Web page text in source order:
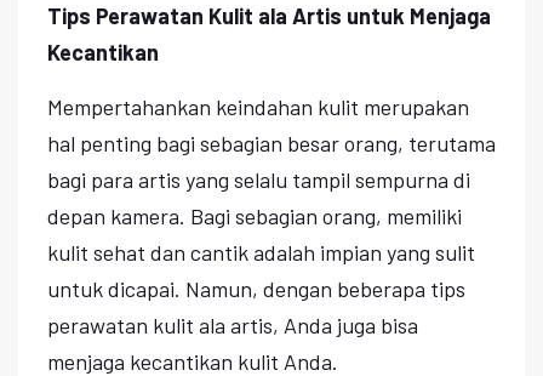
Tips Perawatan Kulit ala Artis untuk Menjaga
Kecantikan
Mempertahankan keindahan kulit merupakan
hal penting bagi sebagian besar orang, terutama
bagi para artis yang selalu tampil sempurna di
depan kamera. Bagi sebagian orang, memiliki
kulit sehat dan cantik adalah impian yang sulit
untuk dicapai. Namun, dengan beberapa tips
perawatan kulit ala artis, Anda juga bisa
menjaga kecantikan kulit Anda.